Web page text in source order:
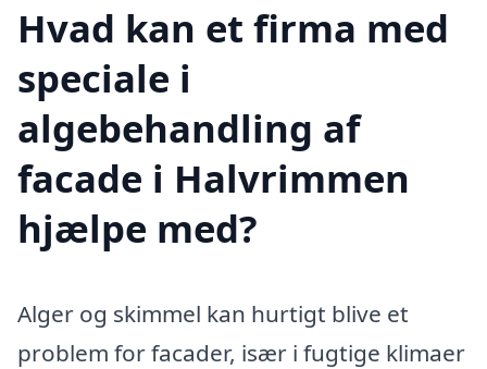
Hvad kan et firma med
speciale i
algebehandling af
facade i Halvrimmen
hjælpe med?
Alger og skimmel kan hurtigt blive et
problem for facader, især i fugtige klimaer